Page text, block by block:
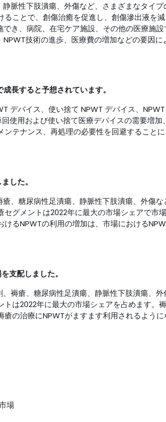
脈性下肢潰瘍、外傷など、さまざまなタイプ
ことで、創傷治癒を促進し、創傷滲出液を減
き、病院、在宅ケア施設、その他の医療施設
技術の進歩、医療費の増加などの要因に
長すると予想されています。
デバイス、使い捨て NPWT デバイス、
使用および使い捨て医療デバイスの需要増加
テナンス、再処理の必要性を回避すること
した。
、糖尿病性足潰瘍、静脈性下肢潰瘍、外傷な
グメントは2022年に最大の市場シェアで市
るNPWTの利用の増加は、市場における
支配しました。
褥瘡、糖尿病性足潰瘍、静脈性下肢潰瘍、外
は2022年に最大の市場シェアを占めます。
の治療にNPWTがますます利用されるように